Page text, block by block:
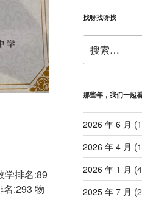
学排名:89
:293 物
找呀找呀找
索：
那些年，我们一起
2026 年 6 月
2026 年 4 月
2026 年 1 月
2025 年 7 月